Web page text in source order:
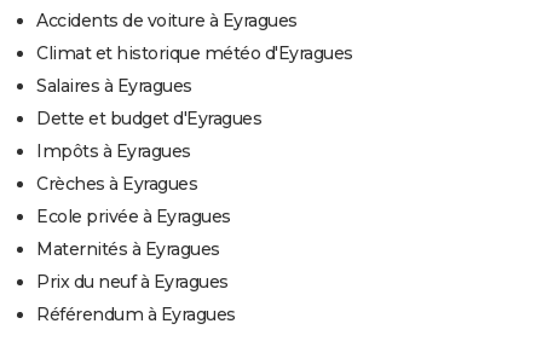
Accidents de voiture à Eyragues
Climat et historique météo d'Eyragues
Salaires à Eyragues
Dette et budget d'Eyragues
Impôts à Eyragues
Crèches à Eyragues
Ecole privée à Eyragues
Maternités à Eyragues
Prix du neuf à Eyragues
Référendum à Eyragues